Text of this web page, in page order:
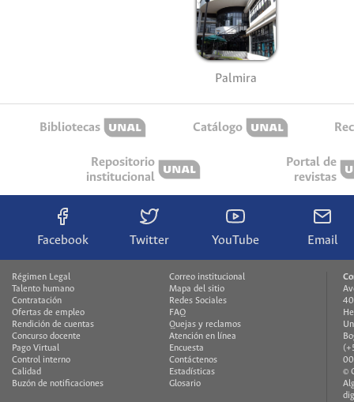
Palmira
Bibliotecas Catálogo
Repositorio
institucional
Portal de
revistas
Facebook Twitter YouTube Email
Régimen Legal
Talento humano
Contratación
Ofertas de empleo
Rendición de cuentas
Concurso docente
Pago Virtual
Control interno
Calidad
Buzón de notificaciones
Correo institucional
Mapa del sitio
Redes Sociales
FAQ
Quejas y reclamos
Atención en línea
Encuesta
Contáctenos
Estadísticas
Glosario
©